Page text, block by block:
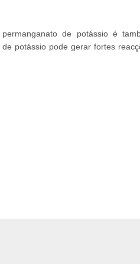
de potássio é
potássio pode gerar fortes